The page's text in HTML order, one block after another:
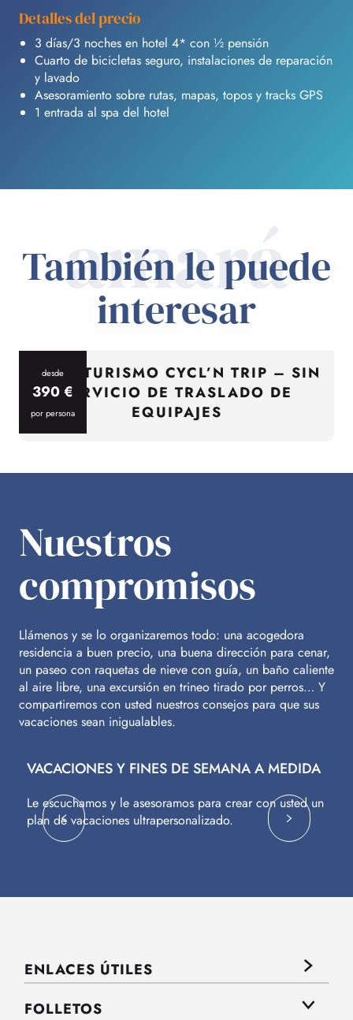
Detalles del precio
3 días/3 noches en hotel 4* con ½ pensión
Cuarto de bicicletas seguro, instalaciones de reparación
y lavado
Asesoramiento sobre rutas, mapas, topos y tracks GPS
1 entrada al spa del hotel
amará
También le puede
interesar
desde
390€
por persona
CICLOTURISMO CYCL’N TRIP – SIN
SERVICIO DE TRASLADO DE
EQUIPAJES
Nuestros
compromisos
Llámenos y se lo organizaremos todo: una acogedora
residencia a buen precio, una buena dirección para cenar,
un paseo con raquetas de nieve con guía, un baño caliente
al aire libre, una excursión en trineo tirado por perros… Y
compartiremos con usted nuestros consejos para que sus
vacaciones sean inigualables.
VACACIONES Y FINES DE SEMANA A MEDIDA
Le escuchamos y le asesoramos para crear con usted un
plan de vacaciones ultrapersonalizado.
ENLACES ÚTILES
FOLLETOS